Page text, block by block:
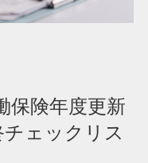
保険年度更新
ェックリス